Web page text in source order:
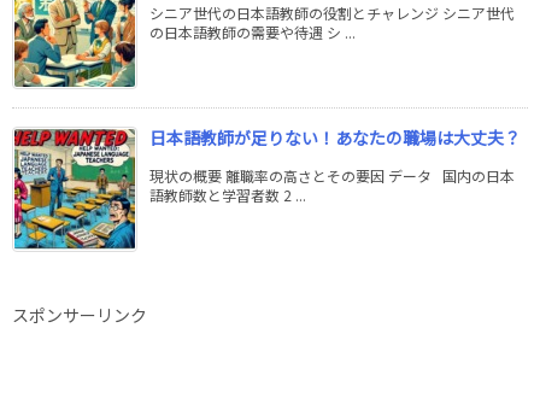
シニア世代の日本語教師の役割とチャレンジ シニア世代
の日本語教師の需要や待遇 シ ...
日本語教師が足りない！あなたの職場は大丈夫？
現状の概要 離職率の高さとその要因 データ 国内の日本
語教師数と学習者数 2 ...
スポンサーリンク